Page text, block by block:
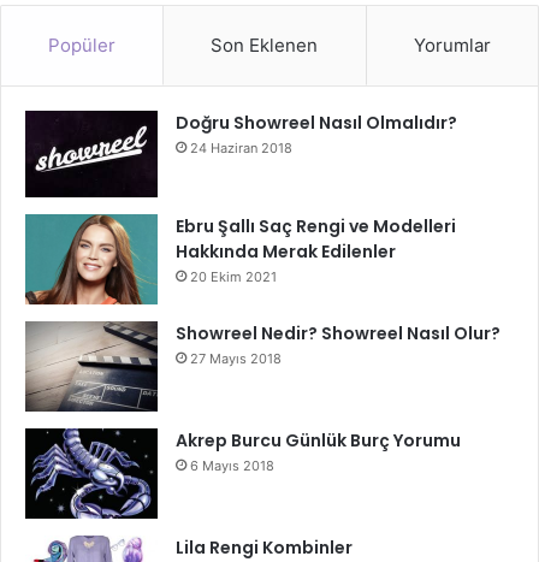
Popüler Son Eklenen Yorumlar
Doğru Showreel Nasıl Olmalıdır?
24 Haziran 2018
Ebru Şallı Saç Rengi ve Modelleri
Hakkında Merak Edilenler
20 Ekim 2021
Showreel Nedir? Showreel Nasıl Olur?
27 Mayıs 2018
Akrep Burcu Günlük Burç Yorumu
6 Mayıs 2018
Lila Rengi Kombinler